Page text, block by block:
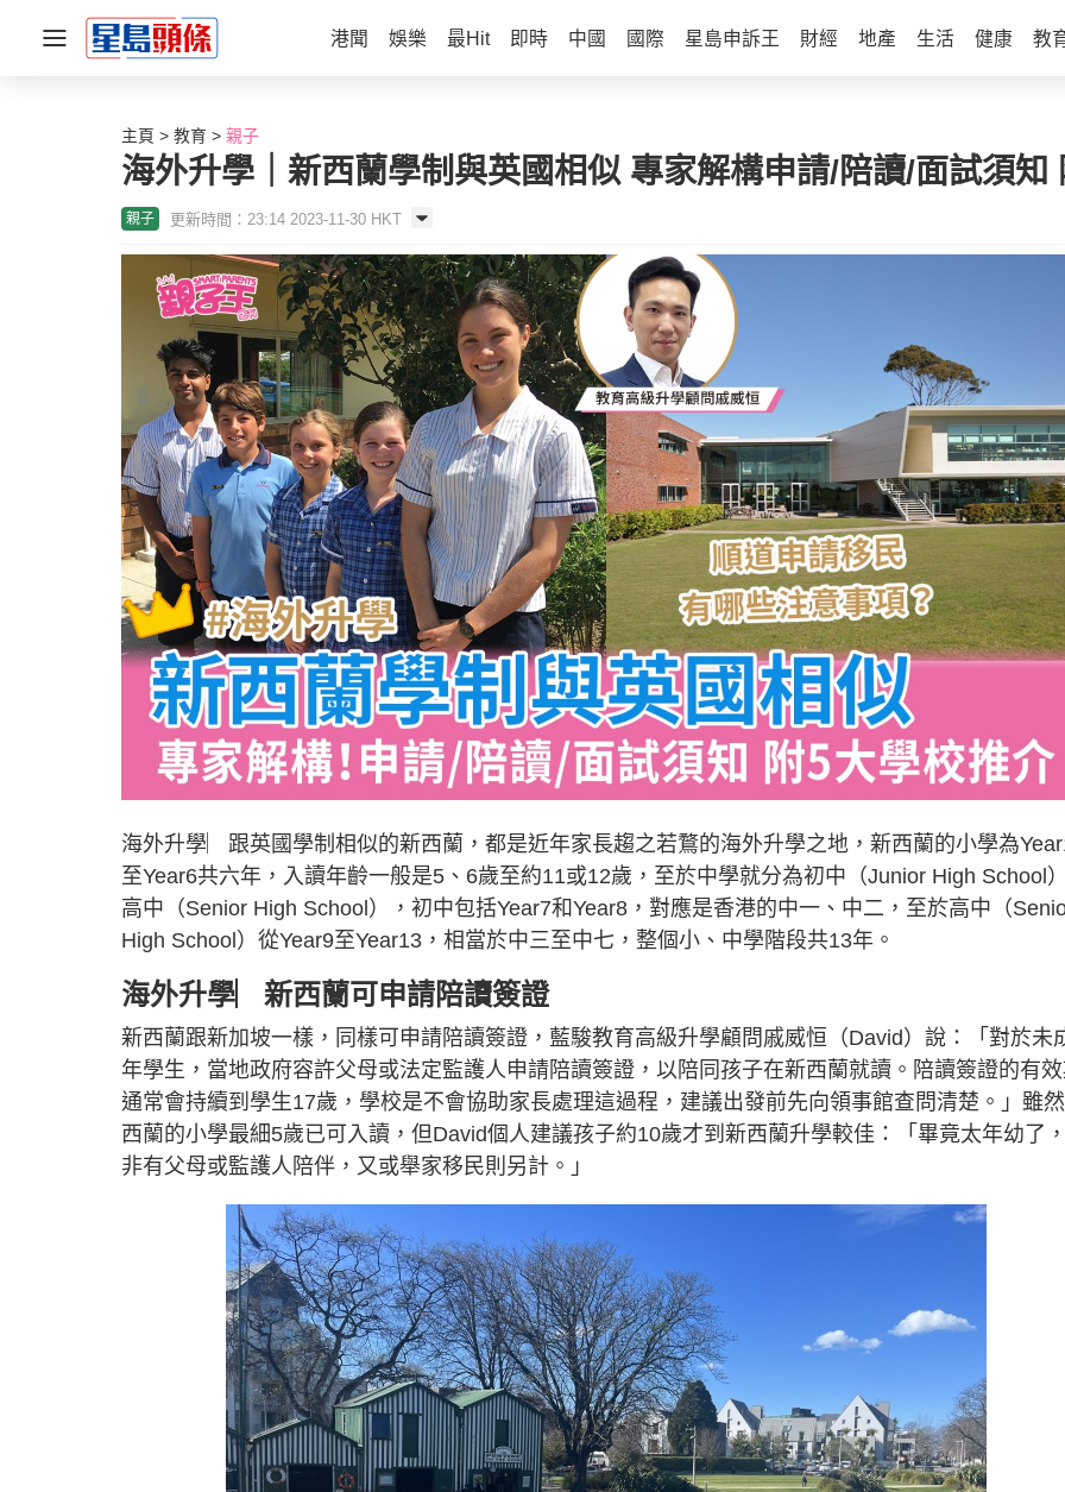
港聞 娛樂 最Hit 即時 中國 國際 星島申訴王 財經 地產 生活 健康 教
主頁 教育 親子
海外升學｜新西蘭學制與英國相似 專家解構申請/陪讀/面試須知
親子 更新時間：23:14 2023-11-30 HKT
海外升學︳跟英國學制相似的新西蘭，都是近年家長趨之若鶩的海外升學之地，新西蘭的小學為
至Year6共六年，入讀年齡一般是5、6歲至約11或12歲，至於中學就分為初中（Junior High School
高中（Senior High School），初中包括Year7和Year8，對應是香港的中一、中二，至於高中（
High School）從Year9至Year13，相當於中三至中七，整個小、中學階段共13年。
海外升學︳新西蘭可申請陪讀簽證
新西蘭跟新加坡一樣，同樣可申請陪讀簽證，藍駿教育高級升學顧問戚威恒（David）說：「對於未
年學生，當地政府容許父母或法定監護人申請陪讀簽證，以陪同孩子在新西蘭就讀。陪讀簽證的有
通常會持續到學生17歲，學校是不會協助家長處理這過程，建議出發前先向領事館查問清楚。」雖
西蘭的小學最細5歲已可入讀，但David個人建議孩子約10歲才到新西蘭升學較佳：「畢竟太年幼了
非有父母或監護人陪伴，又或舉家移民則另計。」